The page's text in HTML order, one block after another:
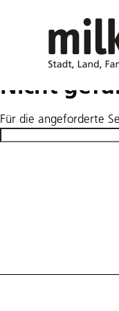
Nicht
Für die angeforderte
Suchen